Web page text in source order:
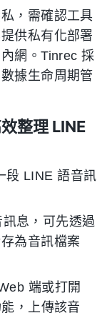
，需確認工具
供私有化部署
網。Tinrec 採
據生命周期管
整理 LINE
段 LINE 語音訊
息，可先透過
為音訊檔案
端或打開
，上傳該音